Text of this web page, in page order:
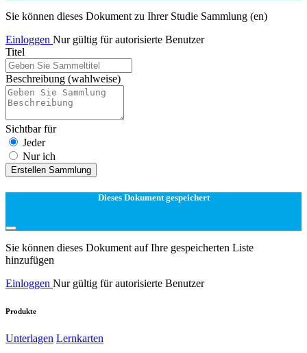
Sie können dieses Dokument zu Ihrer Studie Sammlung (en)
Einloggen Nur gültig für autorisierte Benutzer
Titel
Beschreibung (wahlweise)
Sichtbar für
Jeder
Nur ich
Erstellen Sammlung
Dieses Dokument gespeichert
Sie können dieses Dokument auf Ihre gespeicherten Liste
hinzufügen
Einloggen Nur gültig für autorisierte Benutzer
Produkte
Unterlagen Lernkarten